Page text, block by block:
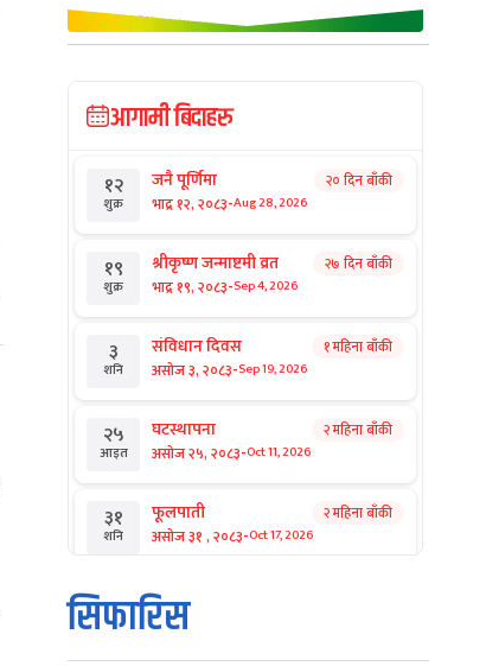
आगामी बिदाहरु
१२
शुक्र
जनै पूर्णिमा
भाद्र १२, २०८३-Aug 28, 2026
२० दिन बाँकी
१९
शुक्र
श्रीकृष्ण जन्माष्टमी व्रत
भाद्र १९, २०८३-Sep 4, 2026
२७ दिन बाँकी
३
शनि
संविधान दिवस
असोज ३, २०८३-Sep 19, 2026
१ महिना बाँकी
२५
आइत
घटस्थापना
असोज २५, २०८३-Oct 11, 2026
२ महिना बाँकी
३१
शनि
फूलपाती
असोज ३१ , २०८३-Oct 17, 2026
२ महिना बाँकी
१
आइत
कार्तिक सङ्क्रान्ति
कार्तिक १, २०८३
सिफारिस